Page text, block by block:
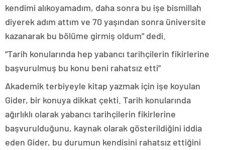
kendimi alıkoyamadım, daha sonra bu işe bismillah
diyerek adım attım ve 70 yaşından sonra üniversite
kazanarak bu bölüme girmiş oldum” dedi.
“Tarih konularında hep yabancı tarihçilerin fikirlerine
başvurulmuş bu konu beni rahatsız etti”
Akademik terbiyeyle kitap yazmak için işe koyulan
Gider, bir konuya dikkat çekti. Tarih konularında
ağırlıklı olarak yabancı tarihçilerin fikirlerine
başvurulduğunu, kaynak olarak gösterildiğini iddia
eden Gider, bu durumun kendisini rahatsız ettiğini